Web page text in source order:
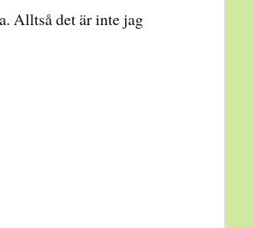
Alltså det är inte jag